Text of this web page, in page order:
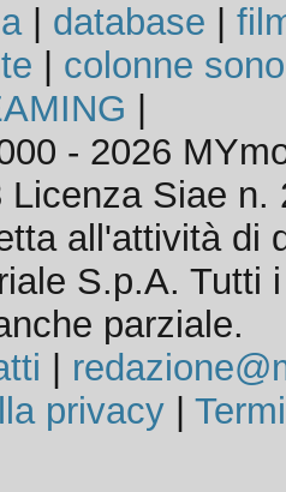
| database
colonne
- 2026
Licenza Siae n.
all'attività di
S.p.A. Tutti
parziale.
privacy|